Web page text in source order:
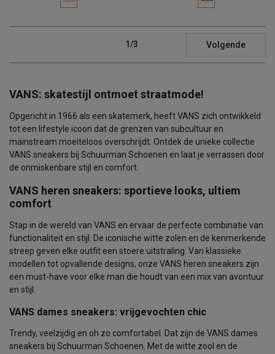
1/3 Volgende
VANS: skatestijl ontmoet straatmode!
Opgericht in 1966 als een skatemerk, heeft VANS zich ontwikkeld
tot een lifestyle icoon dat de grenzen van subcultuur en
mainstream moeiteloos overschrijdt. Ontdek de unieke collectie
VANS sneakers bij Schuurman Schoenen en laat je verrassen door
de onmiskenbare stijl en comfort.
VANS heren sneakers: sportieve looks, ultiem
comfort
Stap in de wereld van VANS en ervaar de perfecte combinatie van
functionaliteit en stijl. De iconische witte zolen en de kenmerkende
streep geven elke outfit een stoere uitstraling. Van klassieke
modellen tot opvallende designs, onze VANS heren sneakers zijn
een must-have voor elke man die houdt van een mix van avontuur
en stijl.
VANS dames sneakers: vrijgevochten chic
Trendy, veelzijdig en oh zo comfortabel. Dat zijn de VANS dames
sneakers bij Schuurman Schoenen. Met de witte zool en de